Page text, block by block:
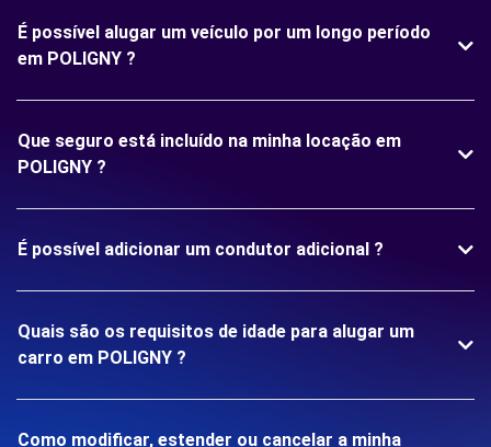
É possível alugar um veículo por um longo período
em POLIGNY ?
Que seguro está incluído na minha locação em
POLIGNY ?
É possível adicionar um condutor adicional ?
Quais são os requisitos de idade para alugar um
carro em POLIGNY ?
Como modificar, estender ou cancelar a minha